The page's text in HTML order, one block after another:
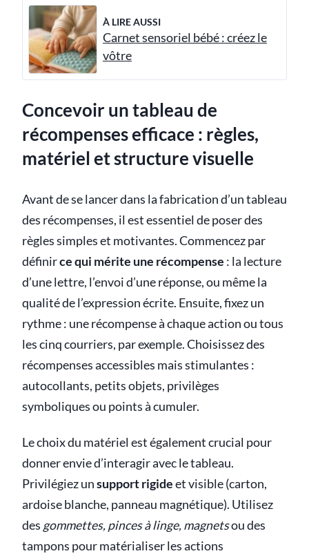
À LIRE AUSSI
Carnet sensoriel bébé : créez le
vôtre
Concevoir un tableau de
récompenses efficace : règles,
matériel et structure visuelle
Avant de se lancer dans la fabrication d’un tableau
des récompenses, il est essentiel de poser des
règles simples et motivantes. Commencez par
définirce qui mérite une récompense : la lecture
d’une lettre, l’envoi d’une réponse, ou même la
qualité de l’expression écrite. Ensuite, fixez un
rythme : une récompense à chaque action ou tous
les cinq courriers, par exemple. Choisissez des
récompenses accessibles mais stimulantes :
autocollants, petits objets, privilèges
symboliques ou points à cumuler.
Le choix du matériel est également crucial pour
donner envie d’interagir avec le tableau.
Privilégiez unsupport rigideet visible (carton,
ardoise blanche, panneau magnétique). Utilisez
des gommettes, pinces à linge, magnetsou des
tampons pour matérialiser les actions